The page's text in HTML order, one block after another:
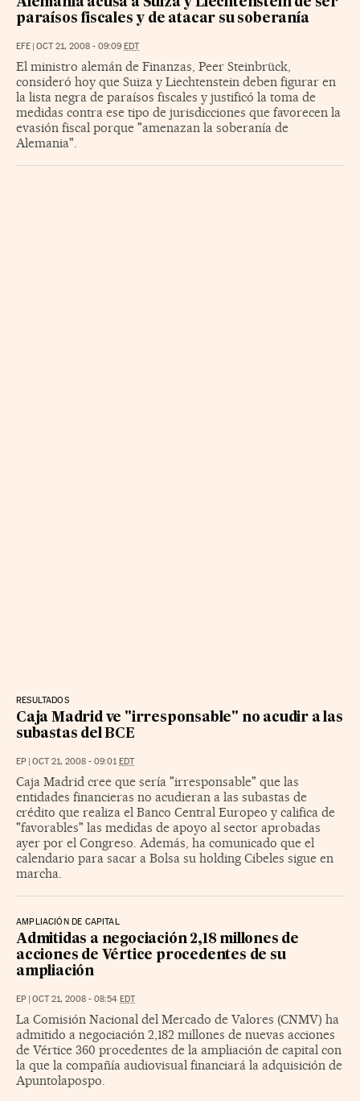
paraísos fiscales y de atacar su soberanía
EFE | OCT 21, 2008 - 09:09 EDT
El ministro alemán de Finanzas, Peer Steinbrück,
consideró hoy que Suiza y Liechtenstein deben figurar en
la lista negra de paraísos fiscales y justificó la toma de
medidas contra ese tipo de jurisdicciones que favorecen la
evasión fiscal porque "amenazan la soberanía de
Alemania".
RESULTADOS
Caja Madrid ve "irresponsable" no acudir a las
subastas del BCE
EP | OCT 21, 2008 - 09:01 EDT
Caja Madrid cree que sería "irresponsable" que las
entidades financieras no acudieran a las subastas de
crédito que realiza el Banco Central Europeo y califica de
"favorables" las medidas de apoyo al sector aprobadas
ayer por el Congreso. Además, ha comunicado que el
calendario para sacar a Bolsa su holding Cibeles sigue en
marcha.
AMPLIACIÓN DE CAPITAL
Admitidas a negociación 2,18 millones de
acciones de Vértice procedentes de su
ampliación
EP | OCT 21, 2008 - 08:54 EDT
La Comisión Nacional del Mercado de Valores (CNMV) ha
admitido a negociación 2,182 millones de nuevas acciones
de Vértice 360 procedentes de la ampliación de capital con
la que la compañía audiovisual financiará la adquisición de
Apuntolapospo.